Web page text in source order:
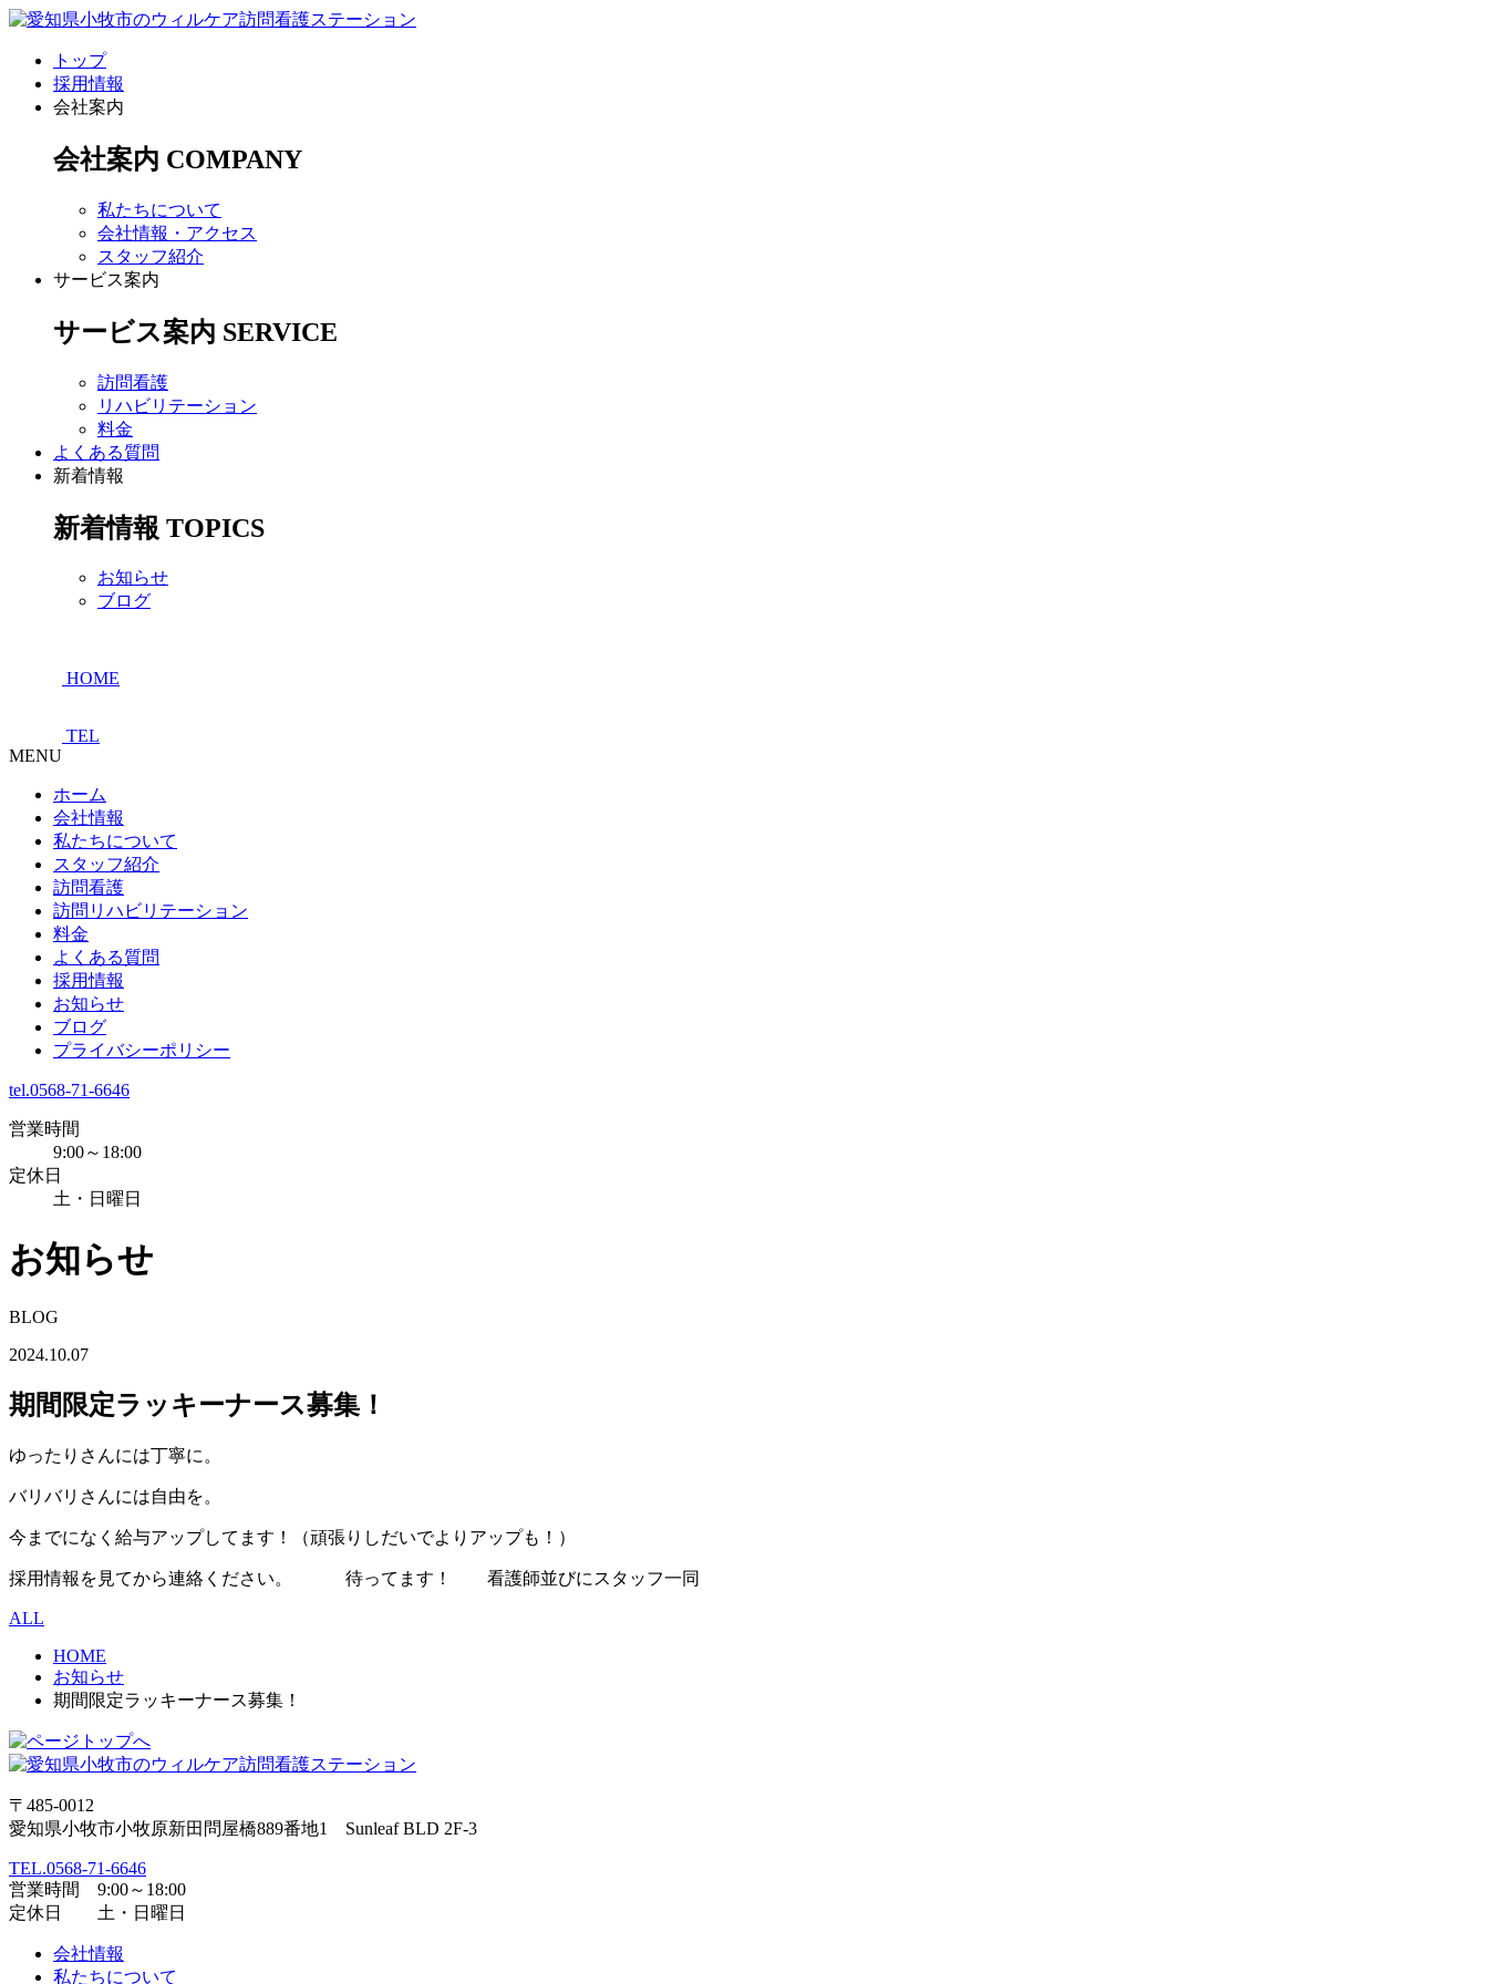
トップ
採用情報
会社案内
会社案内 COMPANY
私たちについて
会社情報・アクセス
スタッフ紹介
サービス案内
サービス案内 SERVICE
訪問看護
リハビリテーション
料金
よくある質問
新着情報
新着情報 TOPICS
お知らせ
ブログ
HOME
TEL
MENU
ホーム
会社情報
私たちについて
スタッフ紹介
訪問看護
訪問リハビリテーション
料金
よくある質問
採用情報
お知らせ
ブログ
プライバシーポリシー
tel.0568-71-6646
営業時間
9:00～18:00
定休日
土・日曜日
お知らせ
BLOG
2024.10.07
期間限定ラッキーナース募集！
ゆったりさんには丁寧に。
バリバリさんには自由を。
今までになく給与アップしてます！（頑張りしだいでよりアップも！）
採用情報を見てから連絡ください。 待ってます！ 看護師並びにスタッフ一同
ALL
HOME
お知らせ
期間限定ラッキーナース募集！
〒485-0012
愛知県小牧市小牧原新田問屋橋889番地1 Sunleaf BLD 2F-3
TEL.0568-71-6646
営業時間 9:00～18:00
定休日 土・日曜日
会社情報
私たちについて